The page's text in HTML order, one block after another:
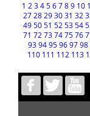
1 23456789 10
27 28 29 30 31 32
49 50 51 52 53 54
71 72 73 74 75 76
939495969798
110 111 112 113